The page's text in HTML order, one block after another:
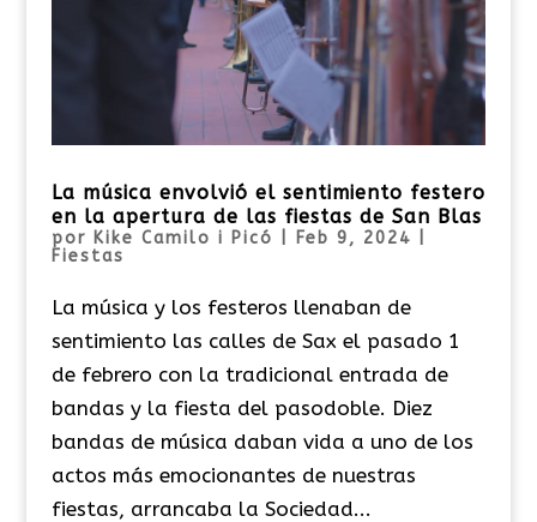
La música envolvió el sentimiento festero
en la apertura de las fiestas de San Blas
por Kike Camilo i Picó Feb 9, 2024
Fiestas
La música y los festeros llenaban de
sentimiento las calles de Sax el pasado 1
de febrero con la tradicional entrada de
bandas y la fiesta del pasodoble. Diez
bandas de música daban vida a uno de los
actos más emocionantes de nuestras
fiestas, arrancaba la Sociedad...